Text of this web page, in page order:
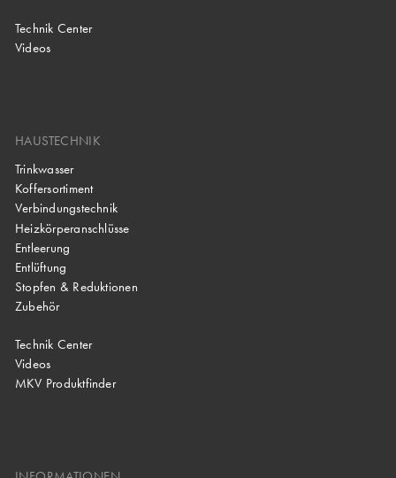
Technik Center
Videos
HAUSTECHNIK
Trinkwasser
Koffersortiment
Verbindungstechnik
Heizkörperanschlüsse
Entleerung
Entlüftung
Stopfen & Reduktionen
Zubehör
Technik Center
Videos
MKV Produktfinder